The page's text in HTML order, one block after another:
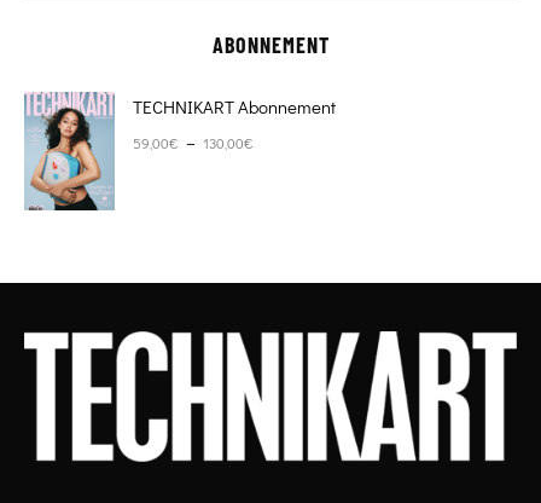
ABONNEMENT
TECHNIKART Abonnement
59,00€ – 130,00€